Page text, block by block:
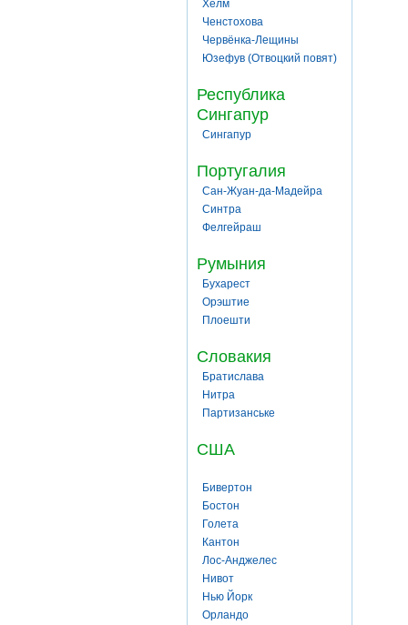
Хелм
Ченстохова
Червёнка-Лещины
Юзефув (Отвоцкий повят)
Республика
Сингапур
Сингапур
Португалия
Сан-Жуан-да-Мадейра
Синтра
Фелгейраш
Румыния
Бухарест
Орэштие
Плоешти
Словакия
Братислава
Нитра
Партизанське
США
Бивертон
Бостон
Голета
Кантон
Лос-Анджелес
Нивот
Нью Йорк
Орландо